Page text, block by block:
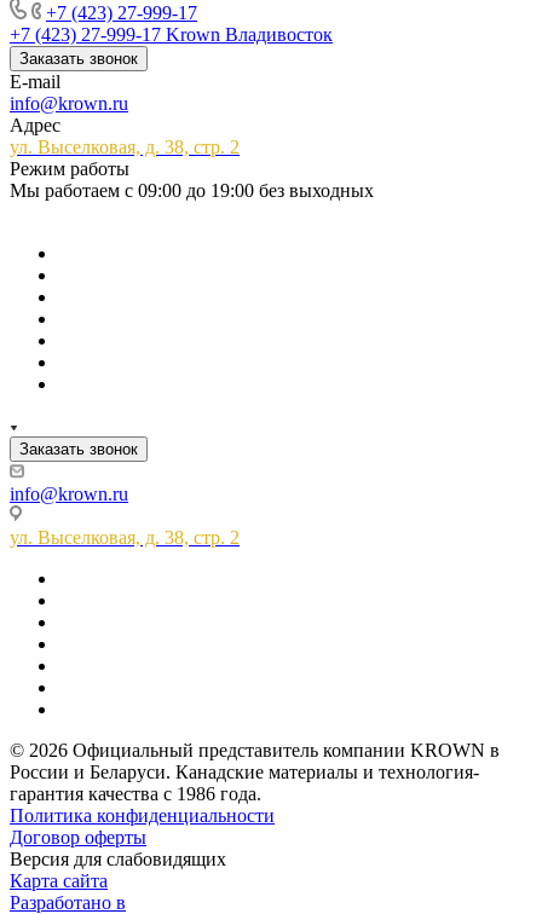
+7 (423) 27-999-17
+7 (423) 27-999-17 Krown Владивосток
Заказать звонок
E-mail
info@krown.ru
Адрес
ул. Выселковая, д. 38, стр. 2
Режим работы
Мы работаем с 09:00 до 19:00 без выходных
Заказать звонок
info@krown.ru
ул. Выселковая, д. 38, стр. 2
© 2026 Официальный представитель компании KROWN в
России и Беларуси. Канадские материалы и технология-
гарантия качества с 1986 года.
Политика конфиденциальности
Договор оферты
Версия для слабовидящих
Карта сайта
Разработано в